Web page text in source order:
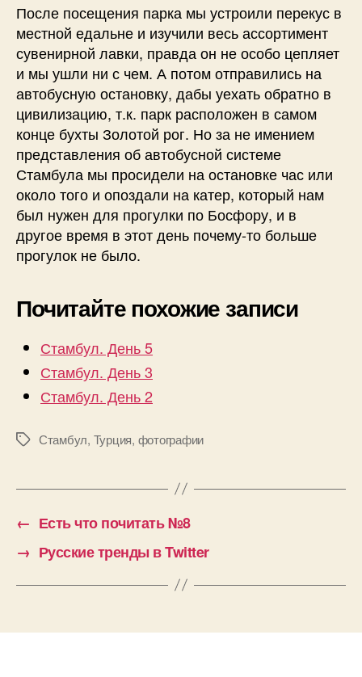
После посещения парка мы устроили перекус в
местной едальне и изучили весь ассортимент
сувенирной лавки, правда он не особо цепляет
и мы ушли ни с чем. А потом отправились на
автобусную остановку, дабы уехать обратно в
цивилизацию, т.к. парк расположен в самом
конце бухты Золотой рог. Но за не имением
представления об автобусной системе
Стамбула мы просидели на остановке час или
около того и опоздали на катер, который нам
был нужен для прогулки по Босфору, и в
другое время в этот день почему-то больше
прогулок не было.
Почитайте похожие записи
Стамбул. День 5
Стамбул. День 3
Стамбул. День 2
МеткиСтамбул, Турция, фотографии
← Есть что почитать №8
→ Русские тренды в Twitter